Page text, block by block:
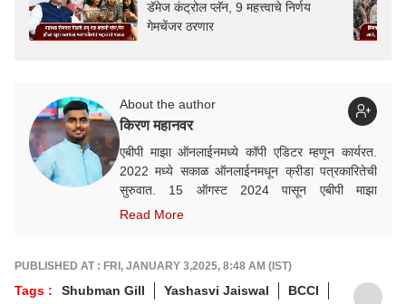
डॅमेज कंट्रोल प्लॅन, 9 महत्त्वाचे निर्णय
गेमचेंजर ठरणार
About the author
किरण महानवर
एबीपी माझा ऑनलाईनमध्ये कॉपी एडिटर म्हणून कार्यरत.
2022 मध्ये सकाळ ऑनलाईनमधून क्रीडा पत्रकारितेची
सुरुवात. 15 ऑगस्ट 2024 पासून एबीपी माझा
ऑनलाईनमध्ये कार्यरत. क्रीडा क्षेत्रात आवड, गेल्या काही
Read More
PUBLISHED AT : FRI, JANUARY 3,2025, 8:48 AM (IST)
Tags : Shubman Gill Yashasvi Jaiswal
BCCI